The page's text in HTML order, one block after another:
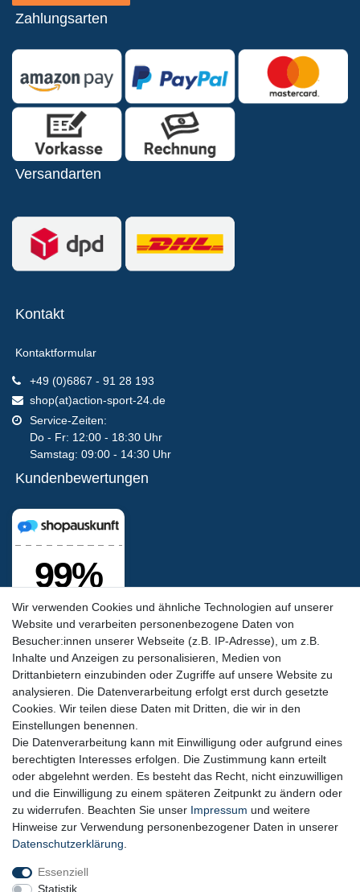
Wir verwenden Cookies und ähnliche Technologien auf unserer
Website und verarbeiten personenbezogene Daten von
Besucher:innen unserer Webseite (z.B. IP-Adresse), um z.B.
Inhalte und Anzeigen zu personalisieren, Medien von
Drittanbietern einzubinden oder Zugriffe auf unsere Website zu
analysieren. Die Datenverarbeitung erfolgt erst durch gesetzte
Cookies. Wir teilen diese Daten mit Dritten, die wir in den
Einstellungen benennen.
Die Datenverarbeitung kann mit Einwilligung oder aufgrund eines
berechtigten Interesses erfolgen. Die Zustimmung kann erteilt
oder abgelehnt werden. Es besteht das Recht, nicht einzuwilligen
und die Einwilligung zu einem späteren Zeitpunkt zu ändern oder
zu widerrufen. Beachten Sie unser Impressum und weitere
Hinweise zur Verwendung personenbezogener Daten in unserer
Daten­schutz­erklärung
Essenziell
Statistik
Zahlungsarten
Versandarten
Kontakt
Kontaktformular
+49 (0)6867 - 91 28 193
shop(at)action-sport-24.de
Service-Zeiten:
Do - Fr: 12:00 - 18:30 Uhr
Samstag: 09:00 - 14:30 Uhr
Kundenbewertungen
Siegel & Zertifikate
SSL-Datensicherheit